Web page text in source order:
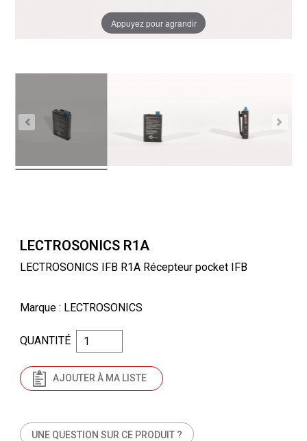
Appuyez pour agrandir
LECTROSONICS R1A
LECTROSONICS IFB R1A Récepteur pocket IFB
Marque : LECTROSONICS
UNE QUESTION SUR CE PRODUIT ?
QUANTITÉ
AJOUTER À MA LISTE